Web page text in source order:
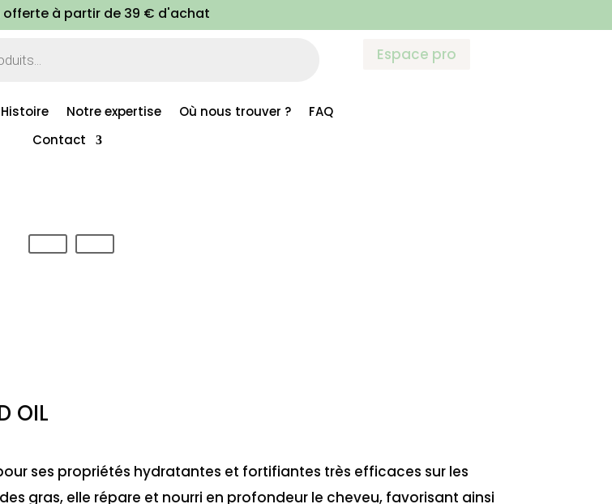
offerte à partir de 39 € d'achat
Espace pro
Notre expertise Où nous trouver ?
FAQ
Contact
OIL
ses propriétés hydratantes et fortifiantes très efficaces sur les
gras, elle répare et nourri en profondeur le cheveu, favorisant ainsi